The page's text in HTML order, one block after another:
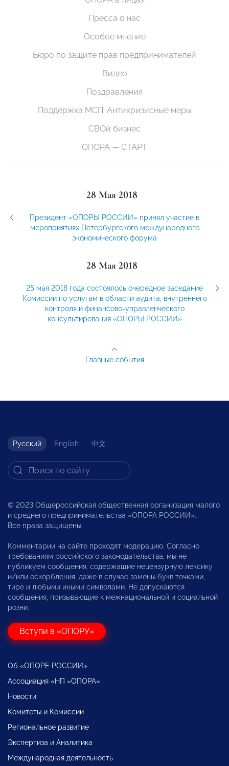
Пресса о нас
Особое мнение
Бюро по защите прав предпринимателей
Видео
Поздравления
Поддержка МСП. Антикризисные меры
СВОй бизнес
ОПОРА — СТАРТ
28 Мая 2018
Президент «ОПОРЫ РОССИИ» принял участие в
мероприятиях Петербургского международного
экономического форума
28 Мая 2018
25 мая 2018 года состоялось очередное заседание
Комиссии по услугам в области аудита, внутреннего
контроля и финансово-управленческого
консультирования «ОПОРЫ РОССИИ»
Главные события
Русский English 中文
© 2023 Общероссийская общественная организация малого
и среднего предпринимательства «ОПОРА РОССИИ».
Все права защищены.
Комментарии на сайте проходят модерацию. Согласно
требованиям российского законодательства, мы не
публикуем сообщения, содержащие нецензурную лексику
и/или оскорбления, даже в случае замены букв точками,
тире и любыми иными символами. Не допускаются
сообщения, призывающие к межнациональной и социальной
розни.
Вступи в «ОПОРУ»
Об «ОПОРЕ РОССИИ»
Ассоциация «НП «ОПОРА»
Новости
Комитеты и Комиссии
Региональное развитие
Экспертиза и Аналитика
Международная деятельность